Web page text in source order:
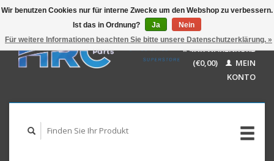
GBP
USD
AUD
Deutsch
English
IHR WARENKORB
(€0,00)
MEIN
KONTO
Wir benutzen Cookies nur für interne Zwecke um den Webshop zu verbessern.
Ist das in Ordnung?
Ja
Nein
Für weitere Informationen beachten Sie bitte unsere Datenschutzerklärung. »